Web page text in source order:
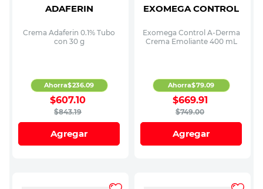
ADAFERIN
Crema Adaferin 0.1% Tubo
con 30 g
$843.19
$607.10
Ahorra$236.09
Agregar
EXOMEGA CONTROL
Exomega Control A-Derma
Crema Emoliante 400 mL
$749.00
$669.91
Ahorra$79.09
Agregar